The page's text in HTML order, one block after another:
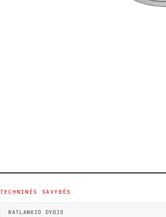
TECHNINĖS SAVYBĖS
RATLANKIO DYDIS